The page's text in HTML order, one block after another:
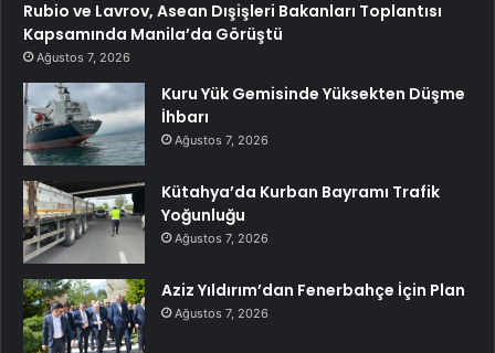
Rubio ve Lavrov, Asean Dışişleri Bakanları Toplantısı
Kapsamında Manila’da Görüştü
Ağustos 7, 2026
Kuru Yük Gemisinde Yüksekten Düşme
İhbarı
Ağustos 7, 2026
Kütahya’da Kurban Bayramı Trafik
Yoğunluğu
Ağustos 7, 2026
Aziz Yıldırım’dan Fenerbahçe İçin Plan
Ağustos 7, 2026